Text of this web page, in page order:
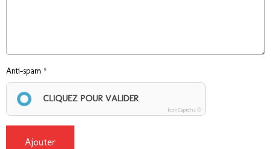
Anti-spam
CLIQUEZ POUR VALIDER
IconCaptcha ©
Ajouter